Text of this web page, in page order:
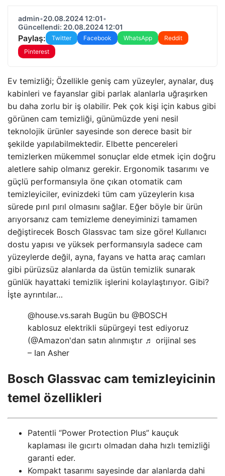
admin•20.08.2024 12:01•
Güncellendi: 20.08.2024 12:01
Paylaş: Twitter Facebook WhatsApp
Reddit
Pinterest
Ev temizliği; Özellikle geniş cam yüzeyler, aynalar, duş
kabinleri ve fayanslar gibi parlak alanlarla uğraşırken
bu daha zorlu bir iş olabilir. Pek çok kişi için kabus gibi
görünen cam temizliği, günümüzde yeni nesil
teknolojik ürünler sayesinde son derece basit bir
şekilde yapılabilmektedir. Elbette pencereleri
temizlerken mükemmel sonuçlar elde etmek için doğru
aletlere sahip olmanız gerekir. Ergonomik tasarımı ve
güçlü performansıyla öne çıkan otomatik cam
temizleyiciler, evinizdeki tüm cam yüzeylerin kısa
sürede pırıl pırıl olmasını sağlar. Eğer böyle bir ürün
arıyorsanız cam temizleme deneyiminizi tamamen
değiştirecek Bosch Glassvac tam size göre! Kullanıcı
dostu yapısı ve yüksek performansıyla sadece cam
yüzeylerde değil, ayna, fayans ve hatta araç camları
gibi pürüzsüz alanlarda da üstün temizlik sunarak
günlük hayattaki temizlik işlerini kolaylaştırıyor. Gibi?
İşte ayrıntılar…
@house.vs.sarah Bugün bu @BOSCH
kablosuz elektrikli süpürgeyi test ediyoruz
(@Amazon'dan satın alınmıştır ♬ orijinal ses
– Ian Asher
Bosch Glassvac cam temizleyicinin
temel özellikleri
Patentli “Power Protection Plus” kauçuk
kaplaması ile gıcırtı olmadan daha hızlı temizliği
garanti eder.
Kompakt tasarımı sayesinde dar alanlarda dahi